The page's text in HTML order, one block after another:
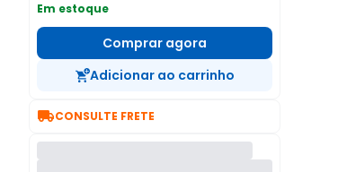
Em estoque
Comprar agora
Adicionar ao carrinho
CONSULTE FRETE